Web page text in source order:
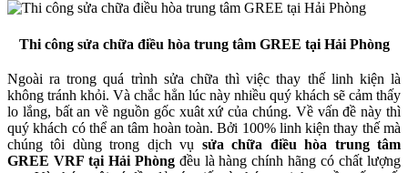
Thi công sửa chữa điều hòa trung tâm GREE tại Hải Phòng
Ngoài ra trong quá trình sửa chữa thì việc thay thế linh kiện là
không tránh khỏi. Và chắc hẳn lúc này nhiều quý khách sẽ cảm thấy
lo lắng, bất an về nguồn gốc xuât xứ của chúng. Về vấn đề này thì
quý khách có thể an tâm hoàn toàn. Bởi 100% linh kiện thay thế mà
chúng tôi dùng trong dịch vụ sửa chữa điều hòa trung tâm
GREE VRF tại Hải Phòngđều là hàng chính hãng có chất lượng